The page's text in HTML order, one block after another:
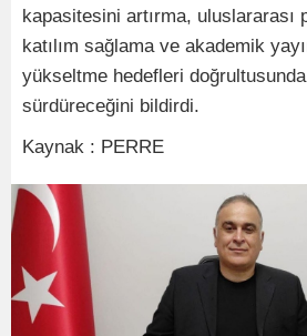
kapasitesini artırma, uluslararası
katılım sağlama ve akademik
yükseltme hedefleri doğrultusunda
sürdüreceğini bildirdi.
Kaynak : PERRE